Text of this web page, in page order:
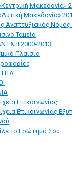
Μακεδονία»
Μακεδονία»
Αναπτυξιακός Νόμος
Ταμείο
Ι & ΙΙ 2000-2013
Πλαίσιο
Επικοινωνίας
Επικοινωνίας
Το Ερώτημά Σου